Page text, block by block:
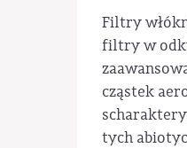
Filtry
filtry w
cząstek
tych